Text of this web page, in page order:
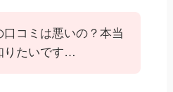
口コミは悪いの？本当
りたいです…